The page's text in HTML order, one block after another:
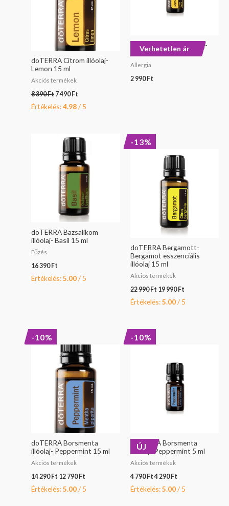
doTERRA Citrom illóolaj-
Lemon 15 ml
Akciós termékek
8 390Ft 7 490 Ft
Értékelés:4.98/ 5
ÚJ
Verhetetlen ár
doTERRA Citrom illóolaj-
Lemon 5 ml
Allergia
2 990 Ft
doTERRA Bazsalikom
illóolaj- Basil 15 ml
Főzés
16 390 Ft
Értékelés:5.00/ 5
-13%
doTERRA Bergamott-
Bergamot esszenciális
illóolaj 15 ml
Akciós termékek
22 990Ft
was:
22
990 Ft.
19 990 Ft
19
990 Ft.
Értékelés:5.00/ 5
-10%
doTERRA Borsmenta
illóolaj- Peppermint 15 ml
Akciós termékek
14 290Ft
14
290 Ft.
12 790 Ft
12
790 Ft.
Értékelés:5.00/ 5
-10%
ÚJ
doTERRA Borsmenta
illóolaj- Peppermint 5 ml
Akciós termékek
4 790Ft
790 Ft.
4 290 Ft
290 Ft.
Értékelés:5.00/ 5